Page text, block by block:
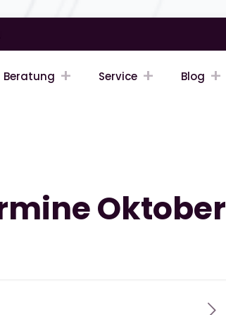
Beratung Service Blog
Oktober